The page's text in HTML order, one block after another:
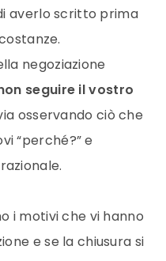
averlo scritto prima
negoziazione
seguire il vostro
osservando ciò che
“perché?” e
i motivi che vi hanno
e se la chiusura si